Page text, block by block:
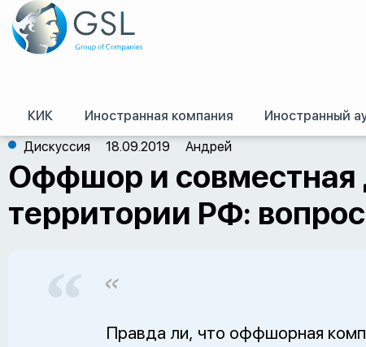
КИК Иностранная компания Иностранный
GSL/Оффшор – форум /Схемы работы/Оффшор и совместная
Дискуссия 18.09.2019 Андрей
Оффшор и совместная
территории РФ:
Правда ли, что оффшорная